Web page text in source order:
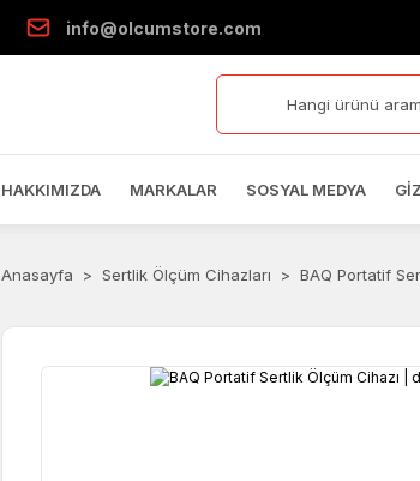
info@olcumstore.com
HAKKIMIZDA MARKALAR SOSYAL MEDYA
Anasayfa Sertlik Ölçüm Cihazları BAQ Portatif